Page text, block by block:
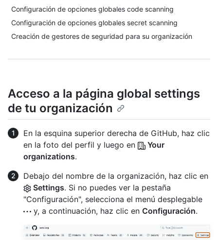
Configuración de opciones globales code scanning
Configuración de opciones globales secret scanning
Creación de gestores de seguridad para su organización
Acceso a la página global settings
de tu organización
En la esquina superior derecha de GitHub, haz clic
en la foto del perfil y luego en
Your
organizations.
Debajo del nombre de la organización, haz clic en
Settings. Si no puedes ver la pestaña
"Configuración", selecciona el menú desplegable
y, a continuación, haz clic en Configuración.